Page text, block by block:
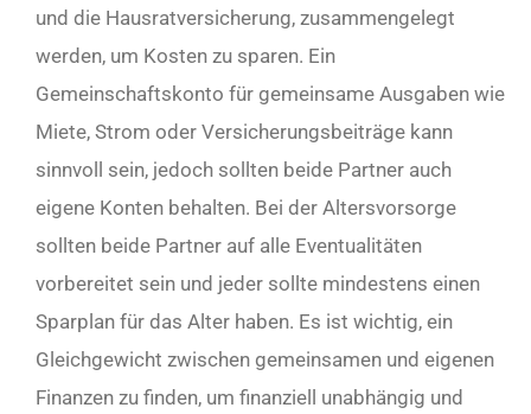
und die Hausratversicherung, zusammengelegt
werden, um Kosten zu sparen. Ein
Gemeinschaftskonto für gemeinsame Ausgaben wie
Miete, Strom oder Versicherungsbeiträge kann
sinnvoll sein, jedoch sollten beide Partner auch
eigene Konten behalten. Bei der Altersvorsorge
sollten beide Partner auf alle Eventualitäten
vorbereitet sein und jeder sollte mindestens einen
Sparplan für das Alter haben. Es ist wichtig, ein
Gleichgewicht zwischen gemeinsamen und eigenen
Finanzen zu finden, um finanziell unabhängig und